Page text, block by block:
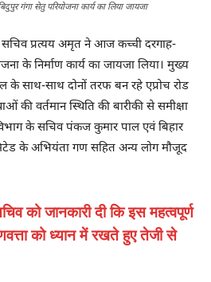
गंगा सेतु परियोजना कार्य का लिया जायजा
प्रत्यय अमृत ने आज कच्ची दरगाह-
के निर्माण कार्य का जायजा लिया। मुख्य
साथ-साथ दोनों तरफ बन रहे एप्रोच रोड
की वर्तमान स्थिति की बारीकी से समीक्षा
के सचिव पंकज कुमार पाल एवं बिहार
के अभियंता गण सहित अन्य लोग मौजूद
को जानकारी दी कि इस महत्वपूर्ण
को ध्यान में रखते हुए तेजी से